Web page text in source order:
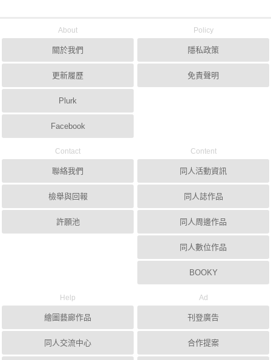
About
關於我們
更新履歷
Plurk
Facebook
Policy
隱私政策
免責聲明
Contact
聯絡我們
檢舉與回報
許願池
Content
同人活動資訊
同人誌作品
同人周邊作品
同人數位作品
BOOKY
Help
繪圖藝廊作品
同人交流中心
Ad
刊登廣告
合作提案